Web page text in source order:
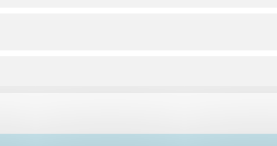
cookie nemôže web správne fungovať.